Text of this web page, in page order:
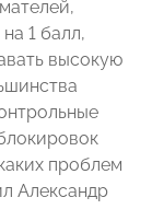
1 балл,
высокую
проблем
Александр